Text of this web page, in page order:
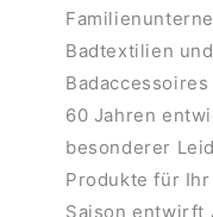
Badtextilien
60 Jahren
besonderer
Produkte für
Saison entwirft